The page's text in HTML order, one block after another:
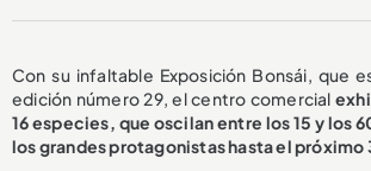
Con su infaltable Exposición Bonsái, que
edición número 29, el centro comercial
16 especies, que oscilan entre los 15 y los
los grandes protagonistas hasta el próximo